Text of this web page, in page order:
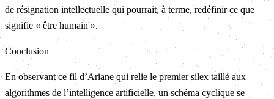
de résignation intellectuelle qui pourrait, à terme, redéfinir ce que
signifie « être humain ».
Conclusion
En observant ce fil d’Ariane qui relie le premier silex taillé aux
algorithmes de l’intelligence artificielle, un schéma cyclique se